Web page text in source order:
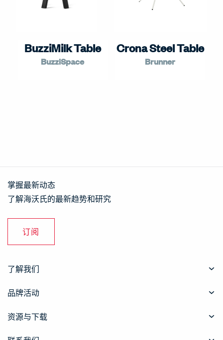
BuzziMilk Table
BuzziSpace
Crona Steel Table
Brunner
掌握最新动态
了解海沃氏的最新趋势和研究
订阅
了解我们
品牌活动
资源与下载